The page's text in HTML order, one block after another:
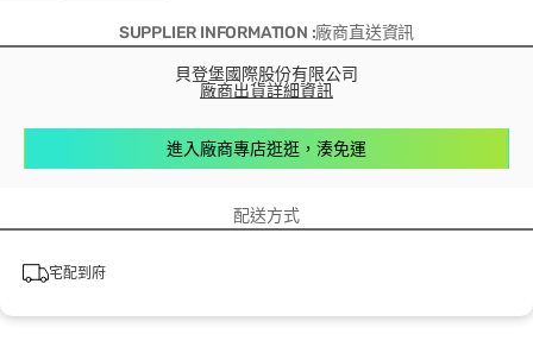
SUPPLIER INFORMATION :廠商直送資訊
貝登堡國際股份有限公司
廠商出貨詳細資訊
進入廠商專店逛逛，湊免運
配送方式
宅配到府